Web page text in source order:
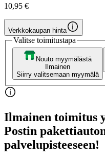
10,95 €
Verkkokaupan hinta
Valitse toimitustapa
Nouto myymälästä
Ilmainen
Siirry valitsemaan myymälä
Ilmainen toimitus
Postin
palvelupisteeseen!